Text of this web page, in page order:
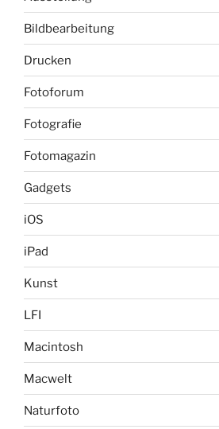
Bildbearbeitung
Drucken
Fotoforum
Fotografie
Fotomagazin
Gadgets
iOS
iPad
Kunst
LFI
Macintosh
Macwelt
Naturfoto